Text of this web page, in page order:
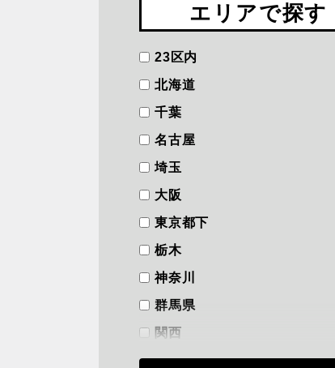
エリアで探す
23区内
北海道
千葉
名古屋
埼玉
大阪
東京都下
栃木
神奈川
群馬県
関西